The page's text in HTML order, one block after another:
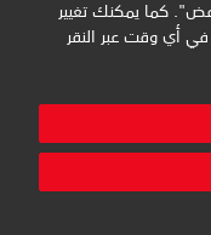
كما يمكنك تغيير
أي وقت عبر النقر
- سجل تجاري: